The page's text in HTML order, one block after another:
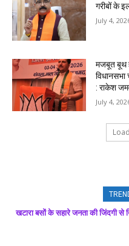
गरीबों के
July 4,
मजबूत बूथ
विधानसभा
: राकेश
July 4,